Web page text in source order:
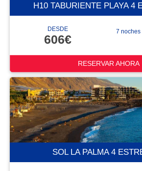
H10 TABURIENTE PLAYA 4
DESDE
606€
7 noches
RESERVAR AHORA
SOL LA PALMA 4